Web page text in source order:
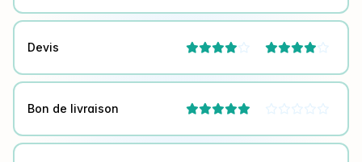
Devis  
Bon de livraison  